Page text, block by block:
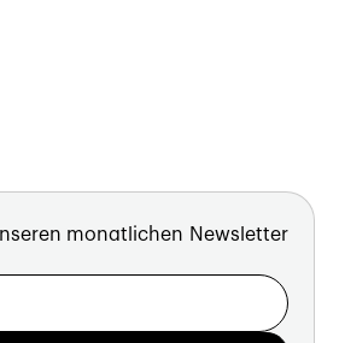
monatlichen Newsletter